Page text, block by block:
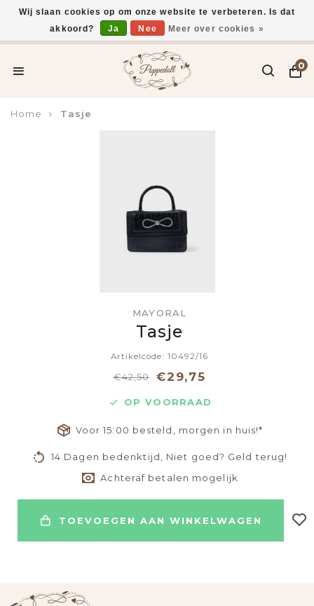
Voor 15:00 uur besteld, vandaag verzonden*
0
Home Tasje
MAYORAL
Tasje
Artikelcode: 10492/16
€42,50 €29,75
OP VOORRAAD
Voor 15:00 besteld, morgen in huis!*
14 Dagen bedenktijd, Niet goed? Geld terug!
Achteraf betalen mogelijk
TOEVOEGEN AAN WINKELWAGEN
Wij slaan cookies op om onze website te verbeteren. Is dat
akkoord?
Ja Nee Meer over cookies »